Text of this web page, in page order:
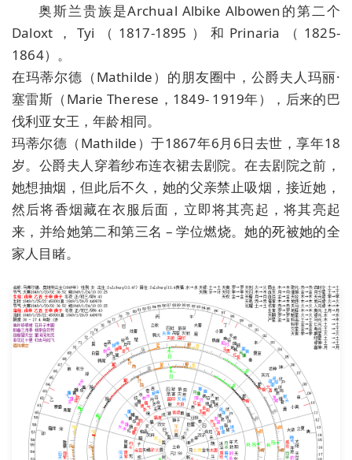
奥斯兰贵族是Archual Albike Albowen的第二个
Daloxt，Tyi（1817-1895）和Prinaria（1825-
1864）。
在玛蒂尔德（Mathilde）的朋友圈中，公爵夫人玛丽·
塞雷斯（Marie Therese，1849- 1919年），后来的巴
伐利亚女王，年龄相同。
玛蒂尔德（Mathilde）于1867年6月6日去世，享年18
岁。公爵夫人穿着纱布连衣裙去剧院。在去剧院之前，
她想抽烟，但此后不久，她的父亲禁止吸烟，接近她，
然后将香烟藏在衣服后面，立即将其亮起，将其亮起
来，并给她第二和第三名 – 学位燃烧。她的死被她的全
家人目睹。